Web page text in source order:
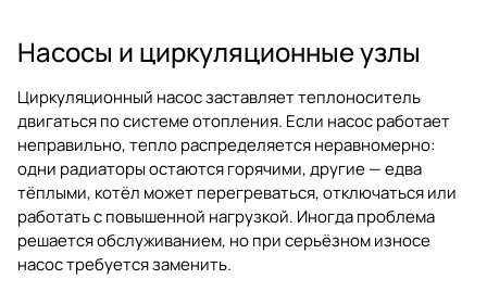
Насосы и циркуляционные узлы
Циркуляционный насос заставляет теплоноситель
двигаться по системе отопления. Если насос работает
неправильно, тепло распределяется неравномерно:
одни радиаторы остаются горячими, другие — едва
тёплыми, котёл может перегреваться, отключаться или
работать с повышенной нагрузкой. Иногда проблема
решается обслуживанием, но при серьёзном износе
насос требуется заменить.